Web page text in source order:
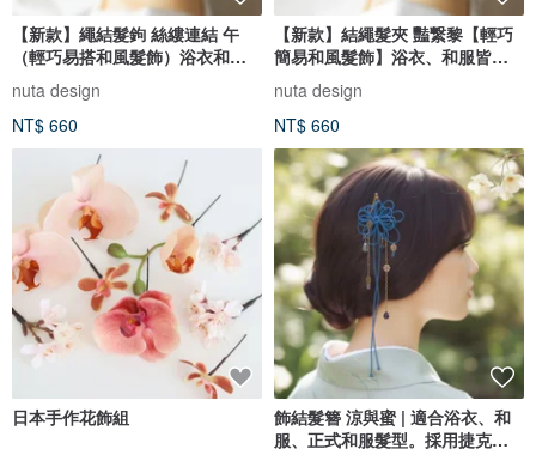
【新款】繩結髮鉤 絲縷連結 午
（輕巧易搭和風髮飾）浴衣和服
適用，自由造型髮鉤。
nuta design
NT$ 660
【新款】結繩髮夾 豔繋黎【輕巧
簡易和風髮飾】浴衣、和服皆適
用，可自由變化的掛鉤式髮飾。
nuta design
NT$ 660
日本手作花飾組
飾結髮簪 涼與蜜 | 適合浴衣、和
服、正式和服髮型。採用捷克玻
璃珠。